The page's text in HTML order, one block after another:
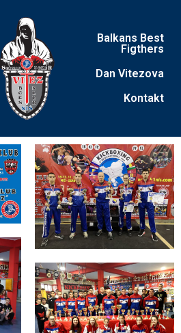
Balkans Best
Figthers
Dan Vitezova
Kontakt